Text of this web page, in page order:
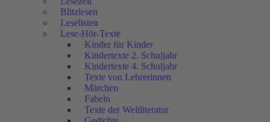
Blitzlesen
Leselisten
Lese-Hör-Texte
Kinder für Kinder
Kindertexte 2. Schuljahr
Kindertexte 4. Schuljahr
Texte von Lehrerinnen
Märchen
Fabeln
Texte der Weltliteratur